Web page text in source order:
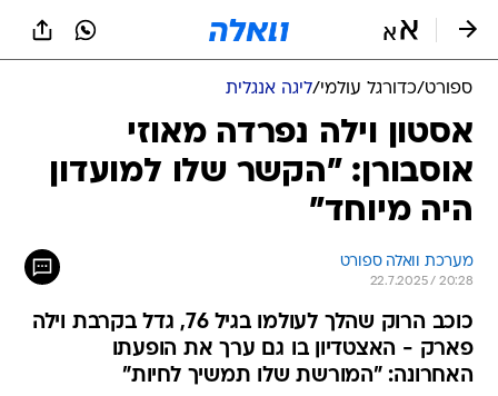
ספורט/כדורגל עולמי/ליגה אנגלית
אסטון וילה נפרדה מאוזי
אוסבורן: "הקשר שלו למועדון
היה מיוחד"
מערכת וואלה ספורט
22.7.2025 / 20:28
כוכב הרוק שהלך לעולמו בגיל 76, גדל בקרבת וילה
פארק - האצטדיון בו גם ערך את הופעתו
האחרונה: "המורשת שלו תמשיך לחיות"